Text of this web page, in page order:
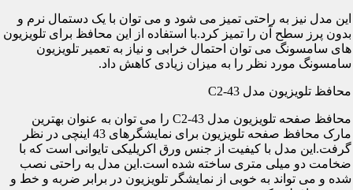
این مدل نیز به راحتی تمیز می شود و می توان با یک دستمال نرم و
بدون پرز سطح آن را تمیز کرد.با استفاده از این محافظ برای تلویزیون
های سامسونگ می توان احتمال خرابی و نیاز به تعمیر تلویزیون
سامسونگ مورد نظر را به میزان زیادی کاهش داد.
محافظ تلویزیون مدل C2-43
محافظ صفحه تلویزیون مدل C2-43 را می توان به عنوان بهترین
مارک محافظ صفحه تلویزیون برای نمایشگرهای 43 اینچی در نظر
گرفت.این مدل با کیفیت از جنس ورق اکریلیکی تایوانی است که با
ضخامت دو میلی متری ساخته شده است.این مدل به راحتی نصب
شده و می تواند به خوبی از نمایشگر تلویزیون در برابر ضربه و خط و